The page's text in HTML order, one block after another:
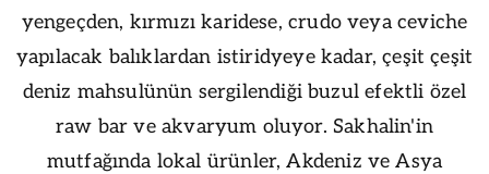
yengeçden, kırmızı karidese, crudo veya ceviche
yapılacak balıklardan istiridyeye kadar, çeşit çeşit
deniz mahsulünün sergilendiği buzul efektli özel
raw bar ve akvaryum oluyor. Sakhalin'in
mutfağında lokal ürünler, Akdeniz ve Asya